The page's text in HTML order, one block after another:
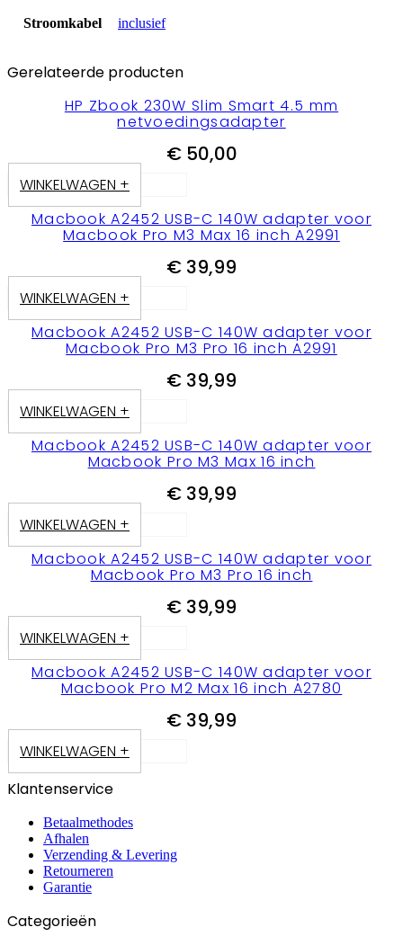
Stroomkabel inclusief
Gerelateerde producten
HP Zbook 230W Slim Smart 4.5 mm
netvoedingsadapter
€50,00
WINKELWAGEN +
Macbook A2452 USB-C 140W adapter voor
Macbook Pro M3 Max 16 inch A2991
€ 39,99
WINKELWAGEN +
Macbook A2452 USB-C 140W adapter voor
Macbook Pro M3 Pro 16 inch A2991
€ 39,99
WINKELWAGEN +
Macbook A2452 USB-C 140W adapter voor
Macbook Pro M3 Max 16 inch
€ 39,99
WINKELWAGEN +
Macbook A2452 USB-C 140W adapter voor
Macbook Pro M3 Pro 16 inch
€ 39,99
WINKELWAGEN +
Macbook A2452 USB-C 140W adapter voor
Macbook Pro M2 Max 16 inch A2780
€ 39,99
WINKELWAGEN +
Klantenservice
Betaalmethodes
Afhalen
Verzending & Levering
Retourneren
Garantie
Categorieën